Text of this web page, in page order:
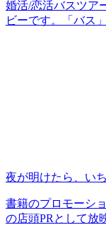
婚活/恋活バスツア
ビーです。「バス
夜が明けたら、い
書籍のプロモーシ
の店頭PRとして放